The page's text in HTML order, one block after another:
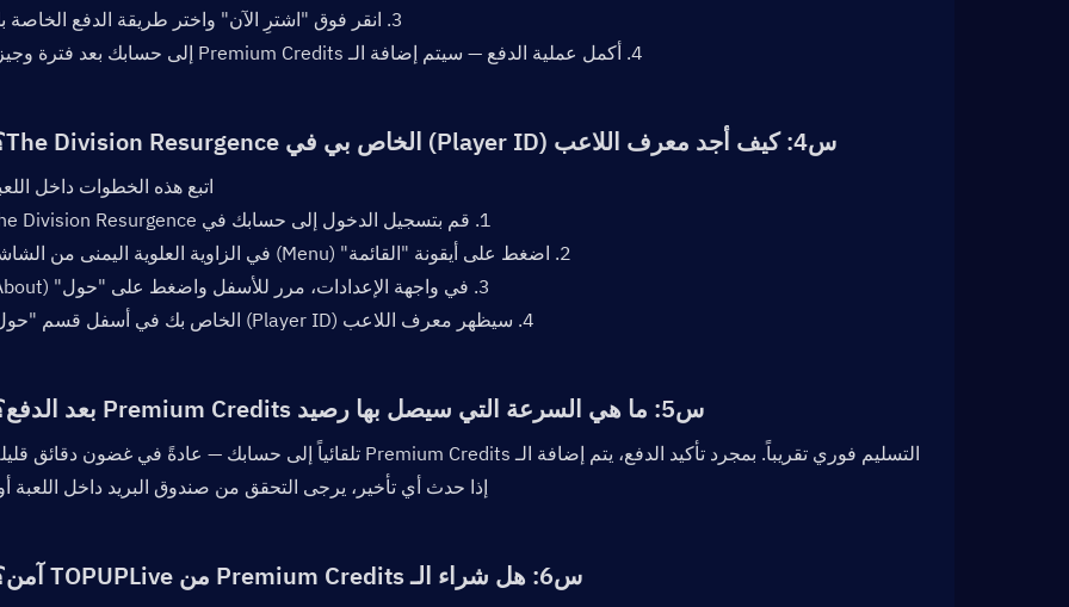
3. انقر فوق "اشترِ الآن" واختر طريقة الدفع الخاصة بك.
4. أكمل عملية الدفع — سيتم إضافة الـ Premium Credits إلى حسابك بعد فترة وجيزة.
س4: كيف أجد معرف اللاعب (Player ID) الخاص بي في The Division Resurgence؟
اتبع هذه الخطوات داخل
1. قم بتسجيل الدخول إلى حسابك في The Division Resurgence.
2. اضغط على أيقونة "القائمة" (Menu) في الزاوية العلوية اليمنى من الشاشة.
3. في واجهة الإعدادات، مرر للأسفل واضغط على "حول" (About).
4. سيظهر معرف اللاعب (Player ID) الخاص بك في أسفل قسم "حول".
س5: ما هي السرعة التي سيصل بها رصيد Premium Credits بعد الدفع؟
إذا حدث أي تأخير، يرجى التحقق من صندوق البريد داخل اللعبة
س6: هل شراء الـ Premium Credits من TOPUPLive آمن؟